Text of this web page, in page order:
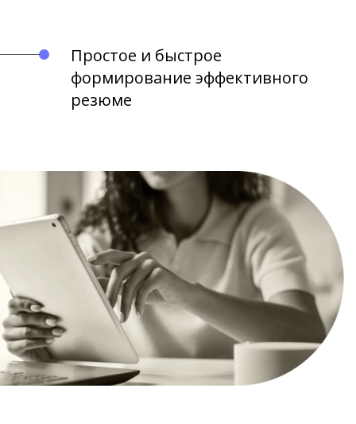
Простое и быстрое
формирование эффективного
резюме